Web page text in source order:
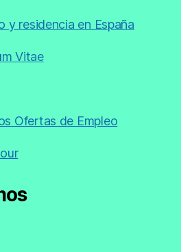
y residencia en España
Vitae
Ofertas de Empleo